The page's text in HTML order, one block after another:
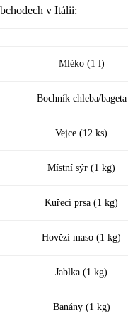
v Itálii:
Mléko (1 l)
Bochník chleba/bageta
Vejce (12 ks)
Místní sýr (1 kg)
Kuřecí prsa (1 kg)
Hovězí maso (1 kg)
Jablka (1 kg)
Banány (1 kg)